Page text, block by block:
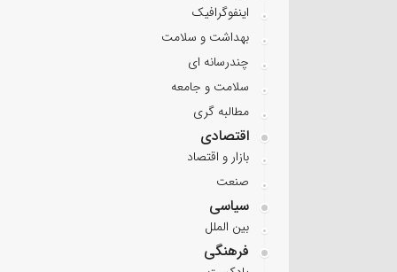
اینفوگرافیک
بهداشت و سلامت
چندرسانه ای
سلامت و جامعه
مطالبه گری
اقتصادی
بازار و اقتصاد
صنعت
سیاسی
بین الملل
فرهنگی